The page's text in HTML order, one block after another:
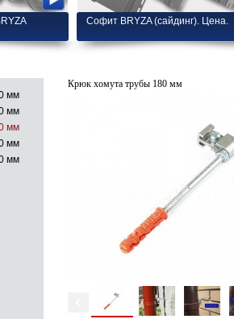
Софит BRYZA (сайдинг). Цена.
мм
мм
мм
мм
мм
Крюк хомута трубы 180 мм